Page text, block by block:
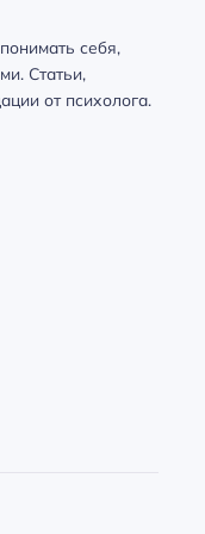
себя,
Статьи,
от психолога.